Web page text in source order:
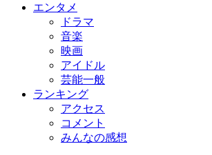
エンタメ
ドラマ
音楽
映画
アイドル
芸能一般
ランキング
アクセス
コメント
みんなの感想